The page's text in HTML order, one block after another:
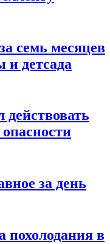
семь месяцев
и детсада
за день
похолодания в